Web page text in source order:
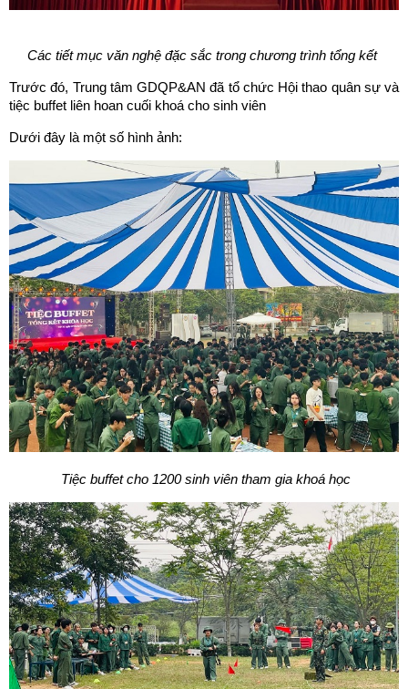
Các tiết mục văn nghệ đặc sắc trong chương trình tổng kết
Trước đó, Trung tâm GDQP&AN đã tổ chức Hội thao quân sự và
tiệc buffet liên hoan cuối khoá cho sinh viên
Dưới đây là một số hình ảnh:
Tiệc buffet cho 1200 sinh viên tham gia khoá học